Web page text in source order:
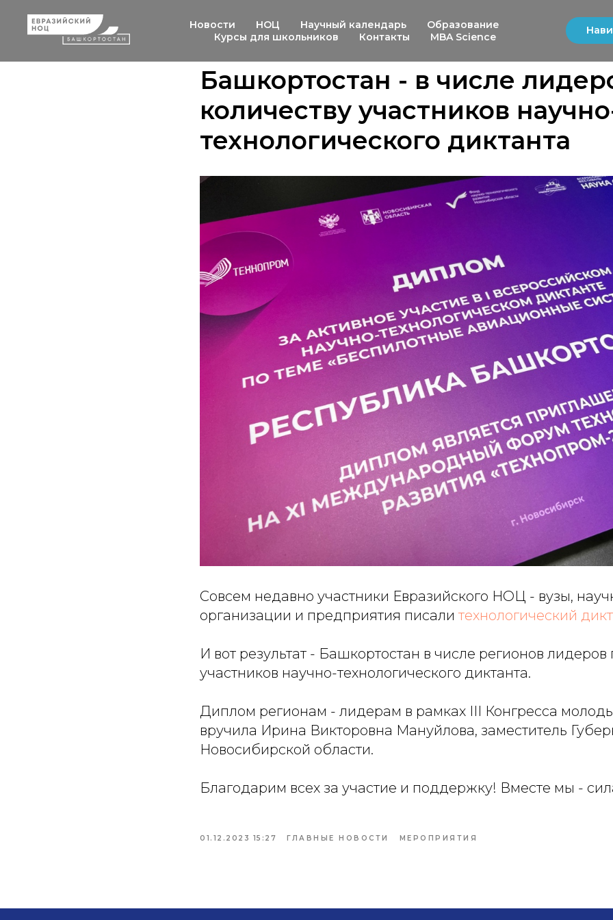
Новости НОЦ Научный календарь
Образование
Курсы для школьников
Контакты MBA Science
Башкортостан - в числе
количеству участников
технологического диктанта
Совсем недавно участники Евразийского НОЦ - вузы,
организации и предприятия писалитехнологический
И вот результат - Башкортостан в числе регионов лидеров
участников научно-технологического диктанта.
Диплом регионам - лидерам в рамках III Конгресса
вручила Ирина Викторовна Мануйлова, заместитель
Новосибирской области.
Благодарим всех за участие и поддержку! Вместе мы -
01.12.2023 15:27 ГЛАВНЫЕ НОВОСТИ МЕРОПРИЯТИЯ